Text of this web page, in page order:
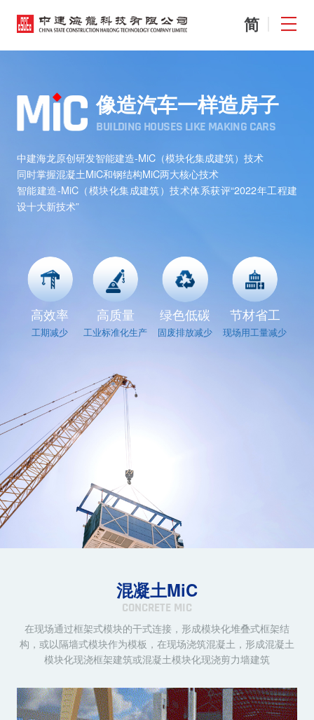
简
EN
像造汽车一样造房子
BUILDING HOUSES LIKE MAKING CARS
中建海龙原创研发智能建造-MiC（模块化集成建筑）技术
同时掌握混凝土MiC和钢结构MiC两大核心技术
智能建造-MiC（模块化集成建筑）技术体系获评“2022年工程建
设十大新技术”
高效率
工期减少
高质量
工业标准化生产
绿色低碳
固废排放减少
节材省工
现场用工量减少
混凝土MiC
CONCRETE MIC
在现场通过框架式模块的干式连接，形成模块化堆叠式框架结
构，或以隔墙式模块作为模板，在现场浇筑混凝土，形成混凝土
模块化现浇框架建筑或混凝土模块化现浇剪力墙建筑